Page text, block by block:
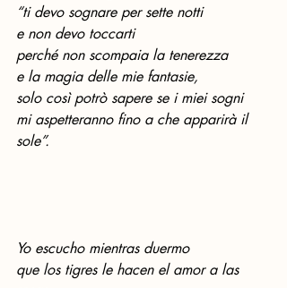
“ti devo sognare per sette notti
e non devo toccarti
perché non scompaia la tenerezza
e la magia delle mie fantasie,
solo così potrò sapere se i miei sogni
mi aspetteranno fino a che apparirà il
sole”.
Yo escucho mientras duermo
que los tigres le hacen el amor a las